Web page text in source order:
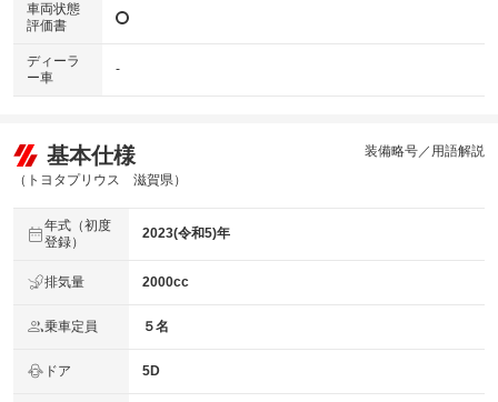
車両状態
評価書
ディーラ
ー車
-
基本仕様
（トヨタプリウス 滋賀県）
装備略号／用語解説
年式（初度
登録）
2023(令和5)年
排気量 2000cc
乗車定員 ５名
ドア 5D